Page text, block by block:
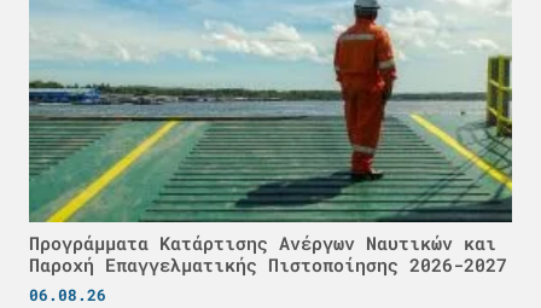
Προγράμματα Κατάρτισης Ανέργων Ναυτικών και
Παροχή Επαγγελματικής Πιστοποίησης 2026-2027
06.08.26